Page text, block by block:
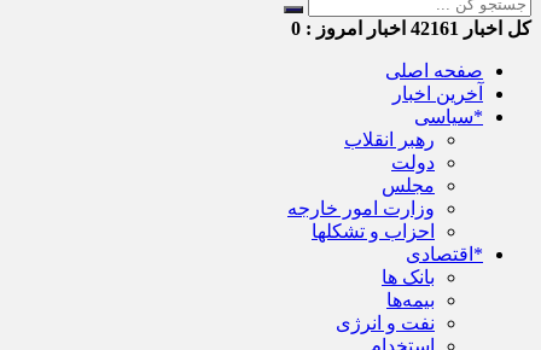
کل اخبار اخبار امروز : 0
صفحه اصلی
آخرین اخبار
*سیاسی
رهبر انقلاب
دولت
مجلس
وزارت امور خارجه
احزاب و تشکلها
*اقتصادی
بانک ها
بیمه‌ها
نفت و انرژی